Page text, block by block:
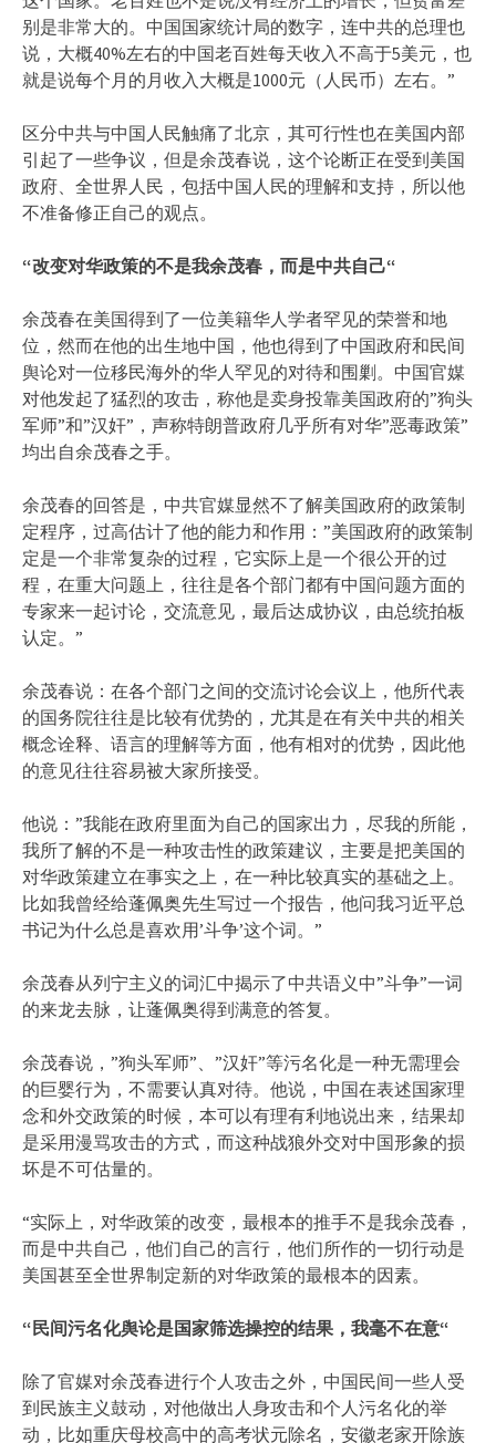
别是非常大的。中国国家统计局的数字，连中共的总理也
说，大概40%左右的中国老百姓每天收入不高于5美元，也
就是说每个月的月收入大概是1000元（人民币）左右。”
区分中共与中国人民触痛了北京，其可行性也在美国内部
引起了一些争议，但是余茂春说，这个论断正在受到美国
政府、全世界人民，包括中国人民的理解和支持，所以他
不准备修正自己的观点。
“改变对华政策的不是我余茂春，而是中共自己“
余茂春在美国得到了一位美籍华人学者罕见的荣誉和地
位，然而在他的出生地中国，他也得到了中国政府和民间
舆论对一位移民海外的华人罕见的对待和围剿。中国官媒
对他发起了猛烈的攻击，称他是卖身投靠美国政府的”狗头
军师”和”汉奸”，声称特朗普政府几乎所有对华”恶毒政策”
均出自余茂春之手。
余茂春的回答是，中共官媒显然不了解美国政府的政策制
定程序，过高估计了他的能力和作用：”美国政府的政策制
定是一个非常复杂的过程，它实际上是一个很公开的过
程，在重大问题上，往往是各个部门都有中国问题方面的
专家来一起讨论，交流意见，最后达成协议，由总统拍板
认定。”
余茂春说：在各个部门之间的交流讨论会议上，他所代表
的国务院往往是比较有优势的，尤其是在有关中共的相关
概念诠释、语言的理解等方面，他有相对的优势，因此他
的意见往往容易被大家所接受。
他说：”我能在政府里面为自己的国家出力，尽我的所能，
我所了解的不是一种攻击性的政策建议，主要是把美国的
对华政策建立在事实之上，在一种比较真实的基础之上。
比如我曾经给蓬佩奥先生写过一个报告，他问我习近平总
书记为什么总是喜欢用’斗争’这个词。”
余茂春从列宁主义的词汇中揭示了中共语义中”斗争”一词
的来龙去脉，让蓬佩奥得到满意的答复。
余茂春说，”狗头军师”、”汉奸”等污名化是一种无需理会
的巨婴行为，不需要认真对待。他说，中国在表述国家理
念和外交政策的时候，本可以有理有利地说出来，结果却
是采用漫骂攻击的方式，而这种战狼外交对中国形象的损
坏是不可估量的。
“实际上，对华政策的改变，最根本的推手不是我余茂春，
而是中共自己，他们自己的言行，他们所作的一切行动是
美国甚至全世界制定新的对华政策的最根本的因素。
“民间污名化舆论是国家筛选操控的结果，我毫不在意“
除了官媒对余茂春进行个人攻击之外，中国民间一些人受
到民族主义鼓动，对他做出人身攻击和个人污名化的举
动，比如重庆母校高中的高考状元除名，安徽老家开除族